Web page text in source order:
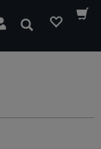
Suchen